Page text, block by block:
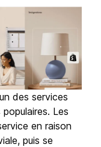
des services
Les
en raison
puis se